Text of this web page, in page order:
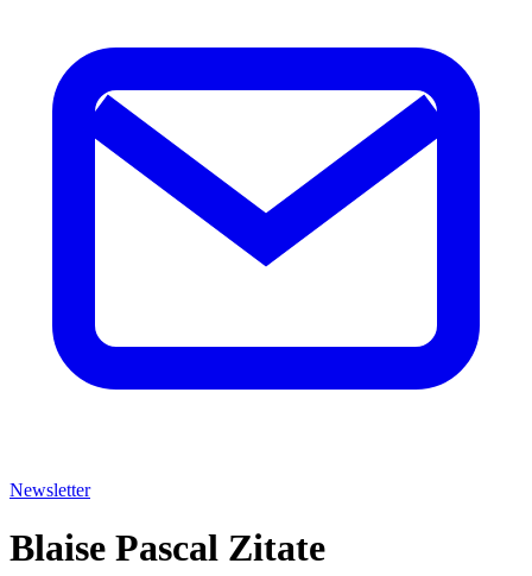
Newsletter
Blaise Pascal Zitate